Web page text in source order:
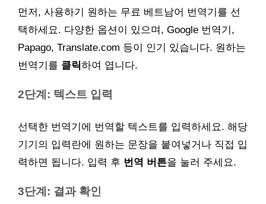
먼저, 사용하기 원하는 무료 베트남어 번역기를 선
택하세요. 다양한 옵션이 있으며, Google 번역기,
Papago, Translate.com 등이 인기 있습니다. 원하는
번역기를 클릭하여 엽니다.
2단계: 텍스트 입력
선택한 번역기에 번역할 텍스트를 입력하세요. 해당
기기의 입력란에 원하는 문장을 붙여넣거나 직접 입
력하면 됩니다. 입력 후 번역 버튼을 눌러 주세요.
3단계: 결과 확인